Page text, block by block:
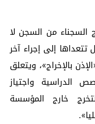
السجناء من السجن لا
إلى إجراء آخر
بالإخراج»، ويتعلق
الدراسية واجتياز
خارج المؤسسة